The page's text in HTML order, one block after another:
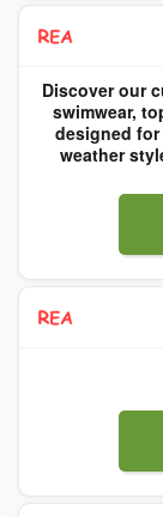
Discover our
swimwear,
designed
weather